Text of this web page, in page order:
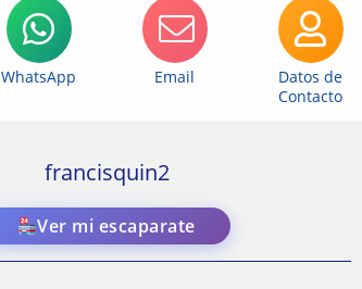
WhatsApp Email
Datos de
Contacto
francisquin2
Ver mi escaparate